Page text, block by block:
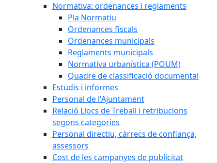
Normativa: ordenances i reglaments
Pla Normatiu
Ordenances fiscals
Ordenances municipals
Reglaments municipals
Normativa urbanística (POUM)
Quadre de classificació documental
Estudis i informes
Personal de l'Ajuntament
Relació Llocs de Treball i retribucions
segons categories
Personal directiu, càrrecs de confiança,
assessors
Cost de les campanyes de publicitat